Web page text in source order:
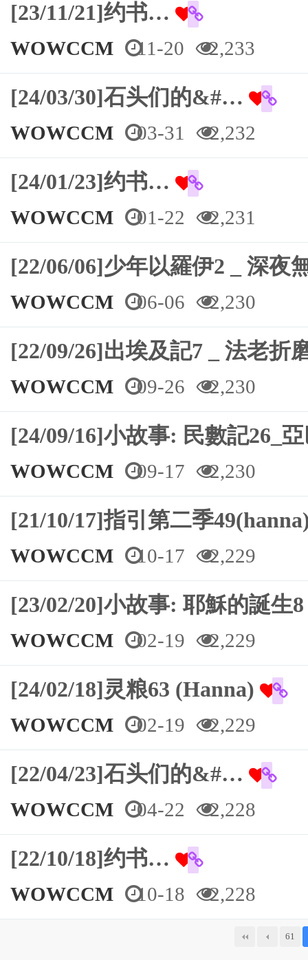
[23/11/21]约书…
WOWCCM 11-20 2,233
[24/03/30]石头们的&#…
WOWCCM 03-31 2,232
[24/01/23]约书…
WOWCCM 01-22 2,231
[22/06/06]少年以羅伊2 _ 深
WOWCCM 06-06 2,230
[22/09/26]出埃及記7 _ 法老
WOWCCM 09-26 2,230
[24/09/16]⼩故事: 民數記26_
WOWCCM 09-17 2,230
[21/10/17]指引第二季
WOWCCM 10-17 2,229
[23/02/20]小故事: 耶穌的誕
WOWCCM 02-19 2,229
[24/02/18]灵粮63 (Hanna)
WOWCCM 02-19 2,229
[22/04/23]石头们的&#…
WOWCCM 04-22 2,228
[22/10/18]约书…
WOWCCM 10-18 2,228
61